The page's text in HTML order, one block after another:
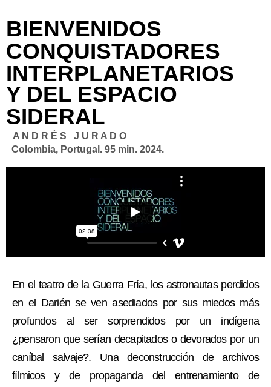
BIENVENIDOS
CONQUISTADORES
INTERPLANETARIOS
Y DEL ESPACIO
SIDERAL
A N D R É S J U R A D O
Colombia, Portugal. 95 min. 2024.
En el teatro de la Guerra Fría, los astronautas perdidos
en el Darién se ven asediados por sus miedos más
profundos al ser sorprendidos por un indígena
¿pensaron que serían decapitados o devorados por un
caníbal salvaje?. Una deconstrucción de archivos
fílmicos y de propaganda del entrenamiento de